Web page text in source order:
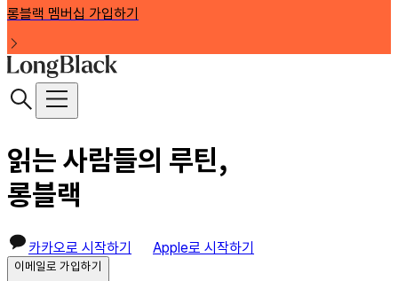
롱블랙 멤버십 가입하기
읽는 사람들의 루틴,
롱블랙
카카오로 시작하기 Apple로 시작하기
이메일로 가입하기